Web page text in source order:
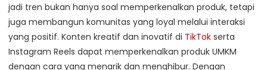
jadi tren bukan hanya soal memperkenalkan produk, tetapi
juga membangun komunitas yang loyal melalui interaksi
yang positif. Konten kreatif dan inovatif di TikTok serta
Instagram Reels dapat memperkenalkan produk UMKM
dengan cara yang menarik dan menghibur. Dengan